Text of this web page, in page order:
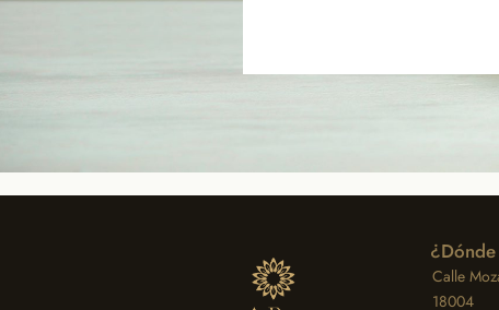
Calle
18004